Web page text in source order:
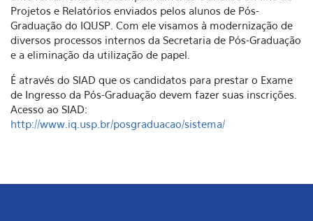
Projetos e Relatórios enviados pelos alunos de Pós-
Graduação do IQUSP. Com ele visamos à modernização de
diversos processos internos da Secretaria de Pós-Graduação
e a eliminação da utilização de papel.
É através do SIAD que os candidatos para prestar o Exame
de Ingresso da Pós-Graduação devem fazer suas inscrições.
Acesso ao SIAD:
http://www.iq.usp.br/posgraduacao/sistema/